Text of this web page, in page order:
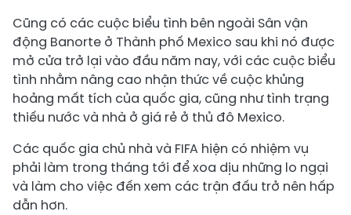
Cũng có các cuộc biểu tình bên ngoài Sân vận
động Banorte ở Thành phố Mexico sau khi nó được
mở cửa trở lại vào đầu năm nay, với các cuộc biểu
tình nhằm nâng cao nhận thức về cuộc khủng
hoảng mất tích của quốc gia, cũng như tình trạng
thiếu nước và nhà ở giá rẻ ở thủ đô Mexico.
Các quốc gia chủ nhà và FIFA hiện có nhiệm vụ
phải làm trong tháng tới để xoa dịu những lo ngại
và làm cho việc đến xem các trận đấu trở nên hấp
dẫn hơn.